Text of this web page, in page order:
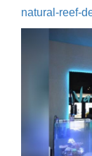
natural-reef-